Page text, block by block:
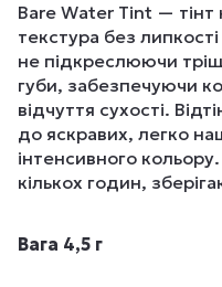
Bare Water Tint — тінт
текстура без
не підкреслюючи
губи, забезпечуючи
відчуття сухості.
до яскравих, легко
інтенсивного
кількох годин,
Вага 4,5 г